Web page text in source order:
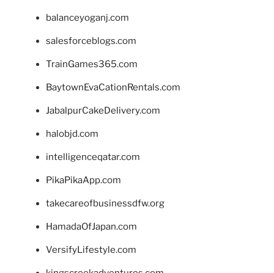
balanceyoganj.com
salesforceblogs.com
TrainGames365.com
BaytownEvaCationRentals.com
JabalpurCakeDelivery.com
halobjd.com
intelligenceqatar.com
PikaPikaApp.com
takecareofbusinessdfw.org
HamadaOfJapan.com
VersifyLifestyle.com